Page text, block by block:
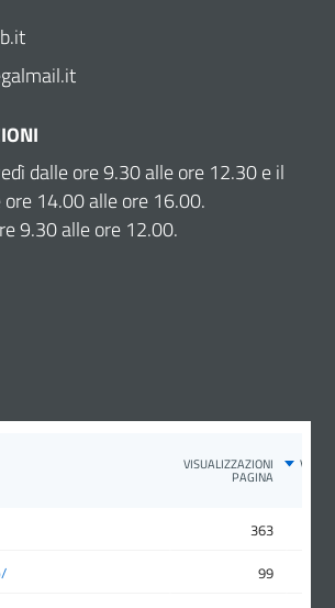
dalle ore 9.30 alle ore 12.30 e il
14.00 alle ore 16.00.
9.30 alle ore 12.00.